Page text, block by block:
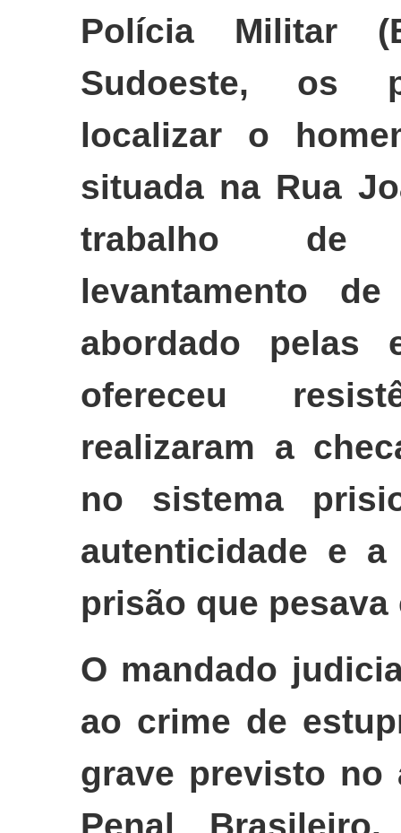
Polícia Militar
Sudoeste, os
localizar o
situada na Rua
trabalho de
levantamento
abordado pelas
ofereceu
realizaram a
no sistema
autenticidade e
prisão que pesava
O mandado
ao crime de
grave previsto no